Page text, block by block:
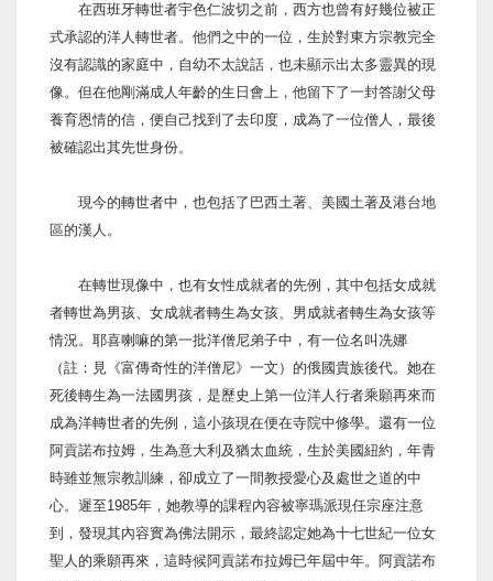
在西班牙轉世者宇色仁波切之前，西方也曾有好幾位被正
式承認的洋人轉世者。他們之中的一位，生於對東方宗教完全
沒有認識的家庭中，自幼不太說話，也未顯示出太多靈異的現
像。但在他剛滿成人年齡的生日會上，他留下了一封答謝父母
養育恩情的信，便自己找到了去印度，成為了一位僧人，最後
被確認出其先世身份。
現今的轉世者中，也包括了巴西土著、美國土著及港台地
區的漢人。
在轉世現像中，也有女性成就者的先例，其中包括女成就
者轉世為男孩、女成就者轉生為女孩、男成就者轉生為女孩等
情況。耶喜喇嘛的第一批洋僧尼弟子中，有一位名叫冼娜
（註：見《富傳奇性的洋僧尼》一文）的俄國貴族後代。她在
死後轉生為一法國男孩，是歷史上第一位洋人行者乘願再來而
成為洋轉世者的先例，這小孩現在便在寺院中修學。還有一位
阿貢諾布拉姆，生為意大利及猶太血統，生於美國紐約，年青
時雖並無宗教訓練，卻成立了一間教授愛心及處世之道的中
心。遲至1985年，她教導的課程內容被寧瑪派現任宗座注意
到，發現其內容實為佛法開示，最終認定她為十七世紀一位女
聖人的乘願再來，這時候阿貢諾布拉姆已年屆中年。阿貢諾布